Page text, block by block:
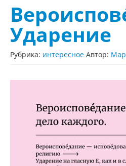
Ударение
Рубрика: интересное Автор: